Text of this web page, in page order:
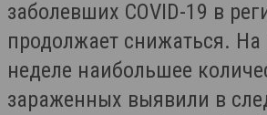
заболевших COVID-19 в
продолжает снижаться.
неделе наибольшее
зараженных выявили в